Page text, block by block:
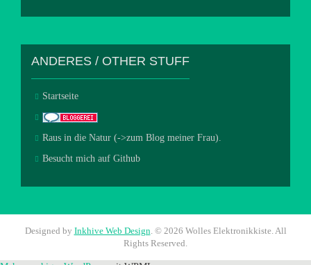
ANDERES / OTHER STUFF
Startseite
Raus in die Natur (->zum Blog meiner Frau).
Besucht mich auf Github
Designed by Inkhive Web Design © 2026 Wolles Elektronikkiste. All
Rights Reserved.